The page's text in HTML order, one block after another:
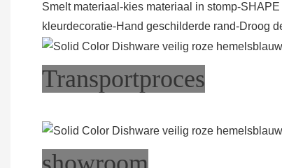
Smelt materiaal-kies materiaal in stomp-
kleurdecoratie-Hand geschilderde rand-Droog
Transportproces